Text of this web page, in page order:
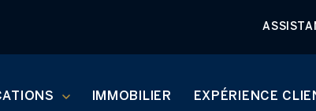
IMMOBILIER EXPÉRIENCE